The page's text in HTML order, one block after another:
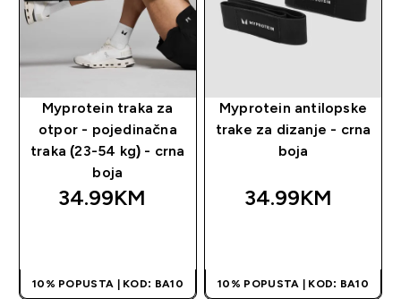
Myprotein traka za
otpor - pojedinačna
traka (23-54 kg) - crna
boja
34.99KM‎
10% POPUSTA | KOD: BA10
Myprotein antilopske
trake za dizanje - crna
boja
34.99KM‎
10% POPUSTA | KOD: BA10